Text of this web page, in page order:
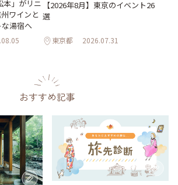
本」がリニ
ワインと
湯宿へ
【2026年8月】東京のイベント26
選
東京都 2026.07.31
おすすめ記事